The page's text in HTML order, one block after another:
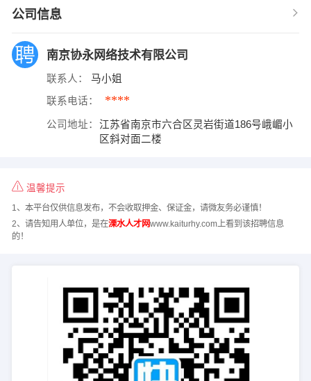
公司信息
南京协永网络技术有限公司
联系人： 马小姐
联系电话： ****
公司地址：
江苏省南京市六合区灵岩街道186号峨嵋小
区斜对面二楼
温馨提示
1、本平台仅供信息发布，不会收取押金、保证金，请微友务必谨慎！
2、请告知用人单位，是在溧水人才网www.kaiturhy.com上看到该招聘信息
的！